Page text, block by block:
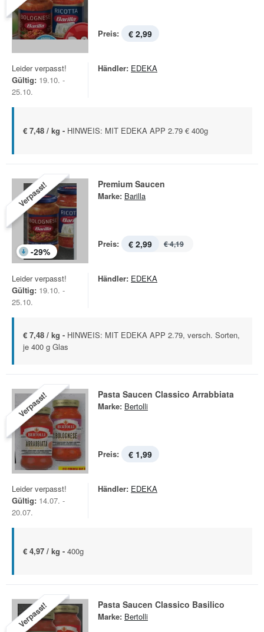
Preis: € 2,99
Leider verpasst!
Gültig: 19.10. -
25.10.
Händler: EDEKA
€ 7,48 / kg - HINWEIS: MIT EDEKA APP 2.79 € 400g
Verpasst!
-29%
Premium Saucen
Marke: Barilla
Preis: € 2,99 € 4,19
Leider verpasst!
Gültig: 19.10. -
25.10.
Händler: EDEKA
€ 7,48 / kg - HINWEIS: MIT EDEKA APP 2.79, versch. Sorten,
je 400 g Glas
Verpasst! Pasta Saucen Classico Arrabbiata
Marke: Bertolli
Preis: € 1,99
Leider verpasst!
Gültig: 14.07. -
20.07.
Händler: EDEKA
€ 4,97 / kg - 400g
Verpasst! Pasta Saucen Classico Basilico
Marke: Bertolli